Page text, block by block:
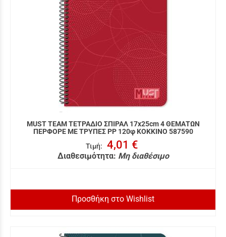
MUST TEAM ΤΕΤΡΑΔΙΟ ΣΠΙΡΑΛ 17x25cm 4 ΘΕΜΑΤΩΝ
ΠΕΡΦΟΡΕ ΜΕ ΤΡΥΠΕΣ PP 120φ ΚΟΚΚΙΝΟ 587590
Τιμή: 4,01 €
Διαθεσιμότητα: Μη διαθέσιμο
Προσθήκη στο Wishlist